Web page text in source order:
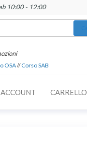
10:00 - 12:00
OSA//Corso SAB
CARRELLO